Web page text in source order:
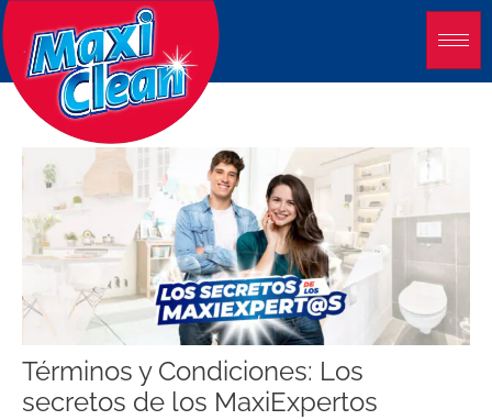
Ir
al
contenido
Términos y Condiciones: Los
secretos de los MaxiExpertos